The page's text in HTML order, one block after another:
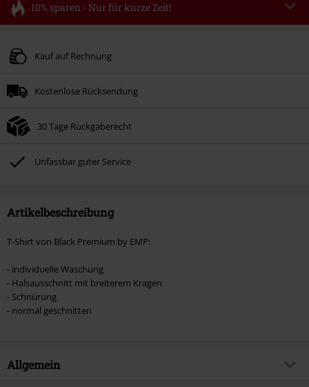
10% sparen - Nur für kurze Zeit!
Gültig bis zum 11.08.2026
Nach Codeeingabe wird dir der Rabatt automatisch am Ende der Bestellung
Nicht mit anderen Aktionscodes kombinierbar. Von der Reduzierung
Böhse Onkelz, Broilers, Die Ärzte, Die Toten Hosen, Metality, Gutscheine &
Artikel, die einen Spendenbeitrag beinhalten.
Kauf auf Rechnung
Kostenlose Rücksendung
30 Tage Rückgaberecht
Unfassbar guter Service
Artikelbeschreibung
T-Shirt von Black Premium by EMP:
- individuelle Waschung
- Halsausschnitt mit breiterem Kragen
- Schnürung
- normal geschnitten
Allgemein